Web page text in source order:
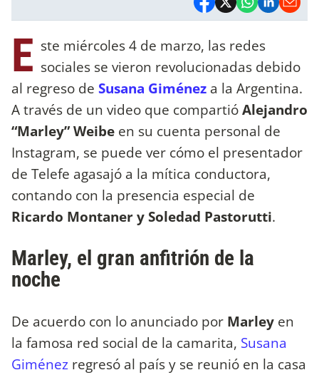
E ste miércoles 4 de marzo, las redes
sociales se vieron revolucionadas debido
al regreso de Susana Giménez a la Argentina.
A través de un video que compartióAlejandro
“Marley” Weibe en su cuenta personal de
Instagram, se puede ver cómo el presentador
de Telefe agasajó a la mítica conductora,
contando con la presencia especial de
Ricardo Montaner y Soledad Pastorutti.
Marley, el gran anfitrión de la
noche
De acuerdo con lo anunciado por Marley en
la famosa red social de la camarita, Susana
Giménez regresó al país y se reunió en la casa